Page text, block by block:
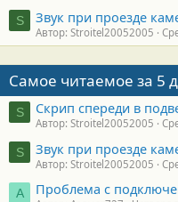
S Звук при проезде
Автор: Stroitel20052005
Самое читаемое за 5
S Скрип спереди в
Автор: Stroitel20052005
S Звук при проезде
Автор: Stroitel20052005
А Проблема с